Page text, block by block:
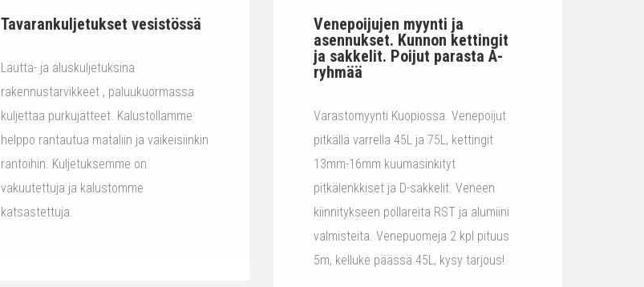
Tavarankuljetukset vesistössä
Lautta- ja aluskuljetuksina
rakennustarvikkeet , paluukuormassa
kuljettaa purkujätteet. Kalustollamme
helppo rantautua mataliin ja vaikeisiinkin
rantoihin. Kuljetuksemme on
vakuutettuja ja kalustomme
katsastettuja.
Venepoijujen myynti ja
asennukset. Kunnon kettingit
ja sakkelit. Poijut parasta A-
ryhmää
Varastomyynti Kuopiossa. Venepoijut
pitkällä varrella 45L ja 75L, kettingit
13mm-16mm kuumasinkityt
pitkälenkkiset ja D-sakkelit. Veneen
kiinnitykseen pollareita RST ja alumiini
valmisteita. Venepuomeja 2 kpl pituus
5m, kelluke päässä 45L, kysy tarjous!